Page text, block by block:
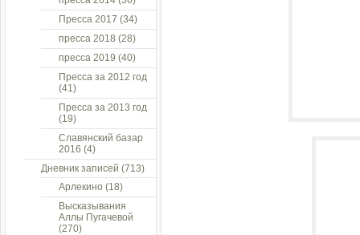
Пресса 2017 (34)
пресса 2018 (28)
пресса 2019 (40)
Пресса за 2012 год
(41)
Пресса за 2013 год
(19)
Славянский базар
2016 (4)
Дневник записей (713)
Арлекино (18)
Высказывания
Аллы Пугачевой
(270)